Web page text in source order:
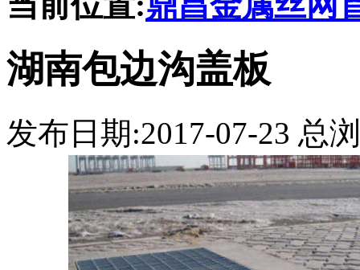
湖南包边沟盖板
发布日期:2017-07-23 总